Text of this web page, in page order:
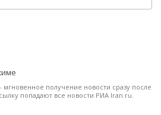
получение новости сразу после
попадают все новости РИА Iran.ru.